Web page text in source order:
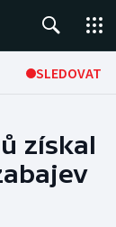
SLEDOVAT
získal